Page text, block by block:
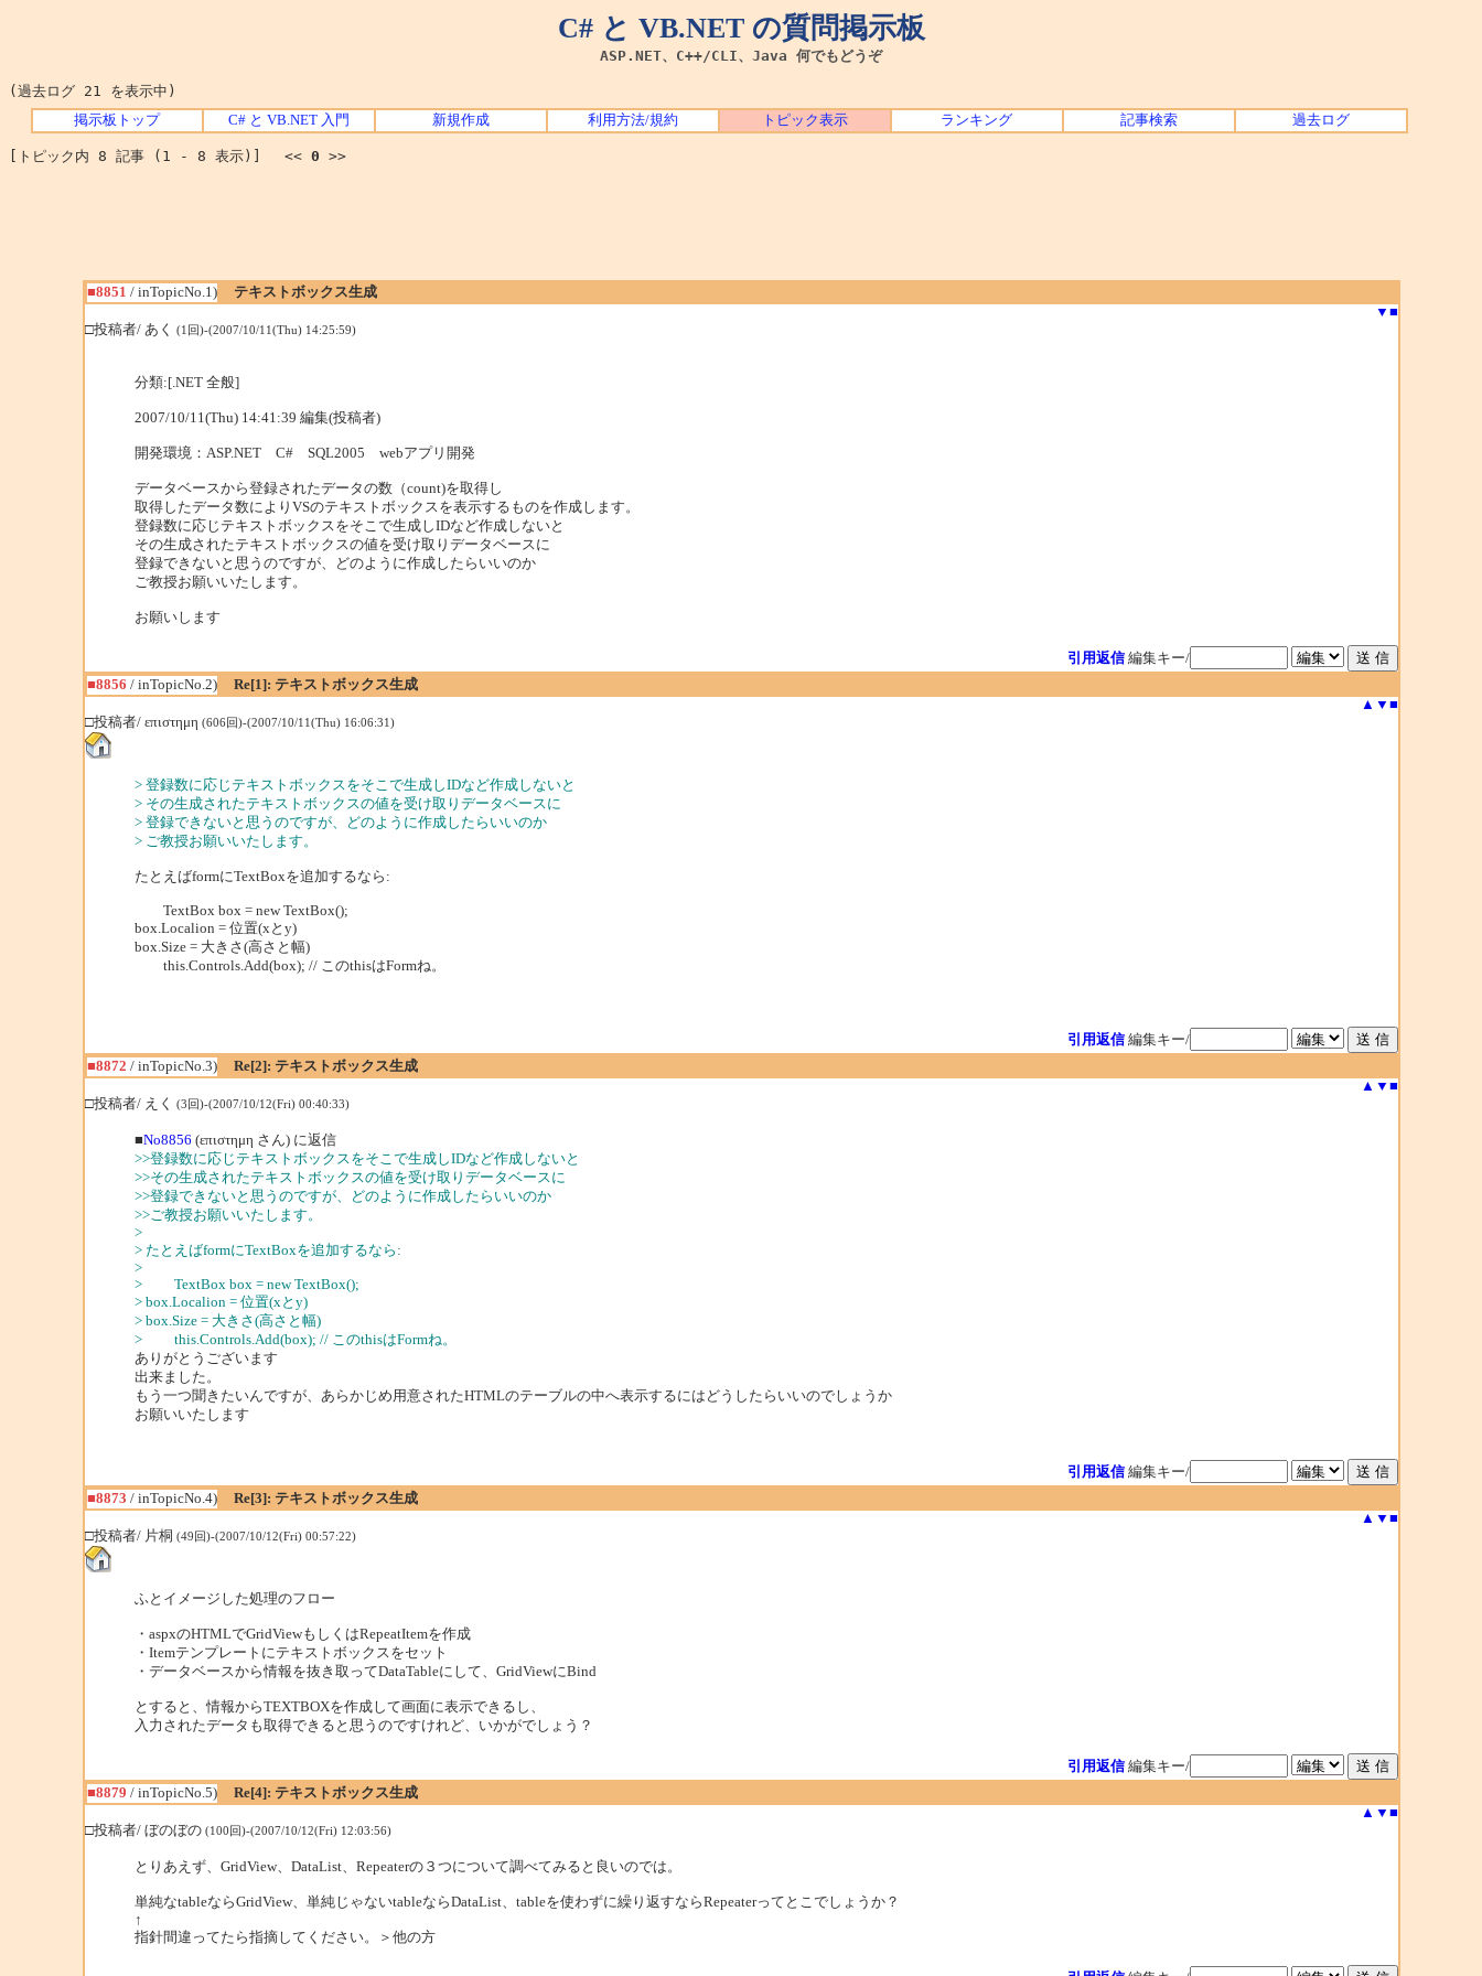
C# と VB.NET の質問掲示板
ASP.NET、C++/CLI、Java 何でもどうぞ
(過去ログ 21 を表示中)
掲示板トップ C# と VB.NET 入門 新規作成 利用方法/規約 トピック表示 ランキング 記事検索 過去ログ
[トピック内 8 記事 (1 - 8 表示)] << 0 >>
■8851 / inTopicNo.1)
テキストボックス生成
▼ ■
□投稿者/ あく
(1回)-(2007/10/11(Thu) 14:25:59)
分類:[.NET 全般]
2007/10/11(Thu) 14:41:39 編集(投稿者)
開発環境：ASP.NET C# SQL2005 webアプリ開発
データベースから登録されたデータの数（count)を取得し
取得したデータ数によりVSのテキストボックスを表示するものを作成します。
登録数に応じテキストボックスをそこで生成しIDなど作成しないと
その生成されたテキストボックスの値を受け取りデータベースに
登録できないと思うのですが、どのように作成したらいいのか
ご教授お願いいたします。
お願いします
引用返信 編集キー/
■8856 / inTopicNo.2)
Re[1]: テキストボックス生成
▲ ▼ ■
□投稿者/ επιστημη (606回)-(2007/10/11(Thu) 16:06:31)
> 登録数に応じテキストボックスをそこで生成しIDなど作成しないと
> その生成されたテキストボックスの値を受け取りデータベースに
> 登録できないと思うのですが、どのように作成したらいいのか
> ご教授お願いいたします。
たとえばformにTextBoxを追加するなら:
TextBox box = new TextBox();
box.Localion = 位置(xとy)
box.Size = 大きさ(高さと幅)
this.Controls.Add(box); // このthisはFormね。
引用返信 編集キー/
■8872 / inTopicNo.3)
Re[2]: テキストボックス生成
▲ ▼ ■
□投稿者/ えく
(3回)-(2007/10/12(Fri) 00:40:33)
■No8856 (επιστημη さん) に返信
>>登録数に応じテキストボックスをそこで生成しIDなど作成しないと
>>その生成されたテキストボックスの値を受け取りデータベースに
>>登録できないと思うのですが、どのように作成したらいいのか
>>ご教授お願いいたします。
>
> たとえばformにTextBoxを追加するなら:
>
> TextBox box = new TextBox();
> box.Localion = 位置(xとy)
> box.Size = 大きさ(高さと幅)
> this.Controls.Add(box); // このthisはFormね。
ありがとうございます
出来ました。
もう一つ聞きたいんですが、あらかじめ用意されたHTMLのテーブルの中へ表示するにはどうしたらいいのでしょうか
お願いいたします
引用返信 編集キー/
■8873 / inTopicNo.4)
Re[3]: テキストボックス生成
▲ ▼ ■
□投稿者/ 片桐 (49回)-(2007/10/12(Fri) 00:57:22)
ふとイメージした処理のフロー
・aspxのHTMLでGridViewもしくはRepeatItemを作成
・Itemテンプレートにテキストボックスをセット
・データベースから情報を抜き取ってDataTableにして、GridViewにBind
とすると、情報からTEXTBOXを作成して画面に表示できるし、
入力されたデータも取得できると思うのですけれど、いかがでしょう？
引用返信 編集キー/
■8879 / inTopicNo.5)
Re[4]: テキストボックス生成
▲ ▼ ■
□投稿者/ ぼのぼの (100回)-(2007/10/12(Fri) 12:03:56)
とりあえず、GridView、DataList、Repeaterの３つについて調べてみると良いのでは。
単純なtableならGridView、単純じゃないtableならDataList、tableを使わずに繰り返すならRepeaterってとこでしょうか？
↑
指針間違ってたら指摘してください。＞他の方